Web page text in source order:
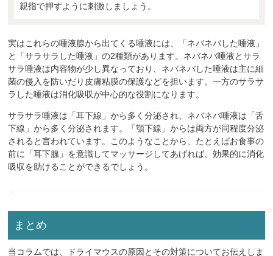
親指で押すように刺激しましょう。
実はこれらの唾液腺から出てくる唾液には、「ネバネバした唾液」
と「サラサラした唾液」の2種類があります。ネバネバ唾液とサラ
サラ唾液は内容物が少し異なっており、ネバネバした唾液は主に細
菌の侵入を防いだり皮膚粘膜の保護などを担います。一方のサラサ
ラした唾液は消化吸収が中心的な役割になります。
サラサラ唾液は「耳下線」から多く分泌され、ネバネバ唾液は「舌
下線」から多く分泌されます。「顎下線」からは両方が同程度分泌
されると言われています。このようなことから、たとえばお食事の
前に「耳下腺」を意識してマッサージしてあげれば、効果的に消化
吸収を助けることができるでしょう。
まとめ
当コラムでは、ドライマウスの原因とその対策についてお伝えしま